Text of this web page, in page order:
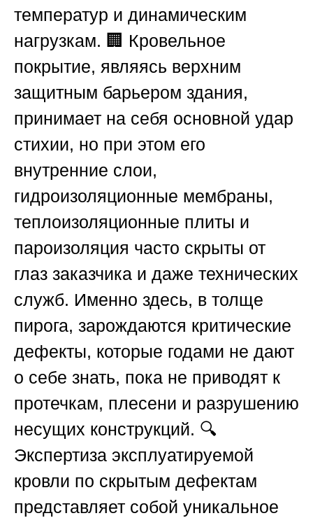
температур и динамическим
нагрузкам. 🏢 Кровельное
покрытие, являясь верхним
защитным барьером здания,
принимает на себя основной удар
стихии, но при этом его
внутренние слои,
гидроизоляционные мембраны,
теплоизоляционные плиты и
пароизоляция часто скрыты от
глаз заказчика и даже технических
служб. Именно здесь, в толще
пирога, зарождаются критические
дефекты, которые годами не дают
о себе знать, пока не приводят к
протечкам, плесени и разрушению
несущих конструкций. 🔍
Экспертиза эксплуатируемой
кровли по скрытым дефектам
представляет собой уникальное